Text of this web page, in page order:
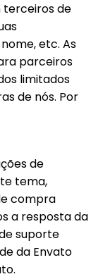
terceiros de
etc. As
parceiros
limitados
de nós. Por
de
tema,
compra
a resposta da
suporte
da Envato
.